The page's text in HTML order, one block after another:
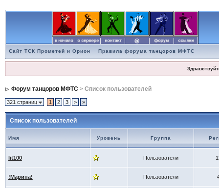
Сайт ТСК Прометей и Орион Правила форума танцоров МФТС
Форум танцоров МФТС> Список пользователей
321 страниц 1 2 3 > »
Список пользователей
Имя Уровень Группа
lit100 Пользователи
!Марина! Пользователи